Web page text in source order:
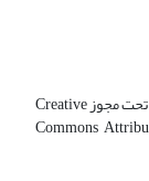
این نشریه با دسترسی آزاد منتشر می‌شود و مقالات آن تحت مجوز Creative
Commons